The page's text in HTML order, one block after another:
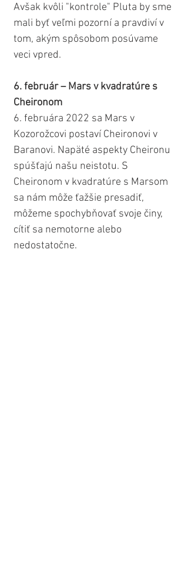
Avšak kvôli "kontrole" Pluta by sme
mali byť veľmi pozorní a pravdiví v
tom, akým spôsobom posúvame
veci vpred.
6. február – Mars v kvadratúre s
Cheironom
6. februára 2022 sa Mars v
Kozorožcovi postaví Cheironovi v
Baranovi. Napäté aspekty Cheironu
spúšťajú našu neistotu. S
Cheironom v kvadratúre s Marsom
sa nám môže ťažšie presadiť,
môžeme spochybňovať svoje činy,
cítiť sa nemotorne alebo
nedostatočne.